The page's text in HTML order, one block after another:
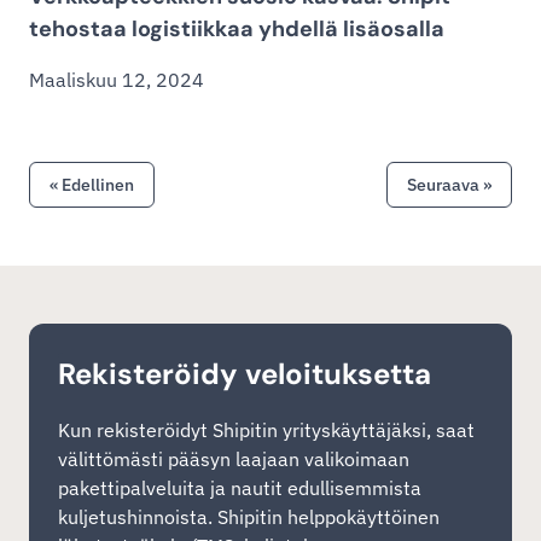
tehostaa logistiikkaa yhdellä lisäosalla
Maaliskuu 12, 2024
« Edellinen Seuraava »
Rekisteröidy veloituksetta
Kun rekisteröidyt Shipitin yrityskäyttäjäksi, saat
välittömästi pääsyn laajaan valikoimaan
pakettipalveluita ja nautit edullisemmista
kuljetushinnoista. Shipitin helppokäyttöinen